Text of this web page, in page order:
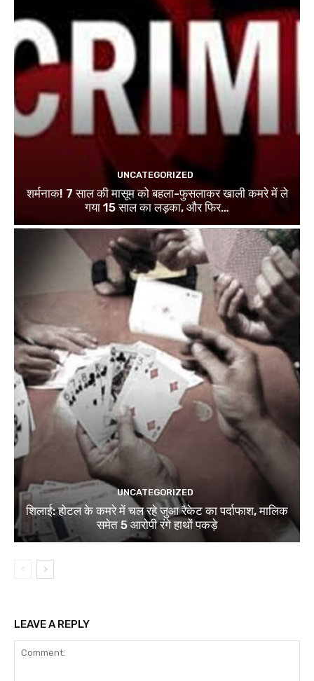
UNCATEGORIZED
शर्मनाक! 7 साल की मासूम को बहला-फुसलाकर खाली कमरे में ले
गया 15 साल का लड़का, और फिर…
UNCATEGORIZED
शिलाई: होटल के कमरे में चल रहे जुआ रैकेट का पर्दाफाश, मालिक
समेत 5 आरोपी रंगे हाथों पकड़े
LEAVE A REPLY